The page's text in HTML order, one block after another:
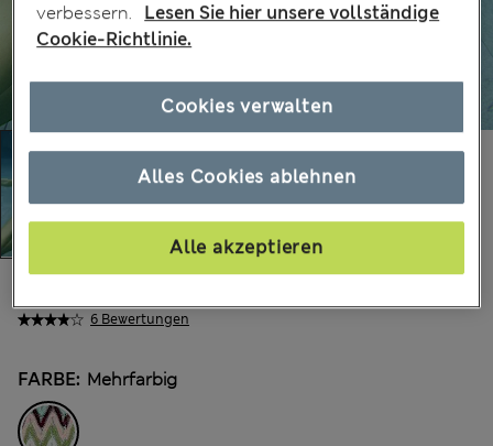
6 Bewertungen
FARBE: Mehrfarbig
verbessern.
Lesen Sie hier unsere vollständige
Cookie-Richtlinie.
Alles Cookies ablehnen
Alle akzeptieren
Cookies verwalten